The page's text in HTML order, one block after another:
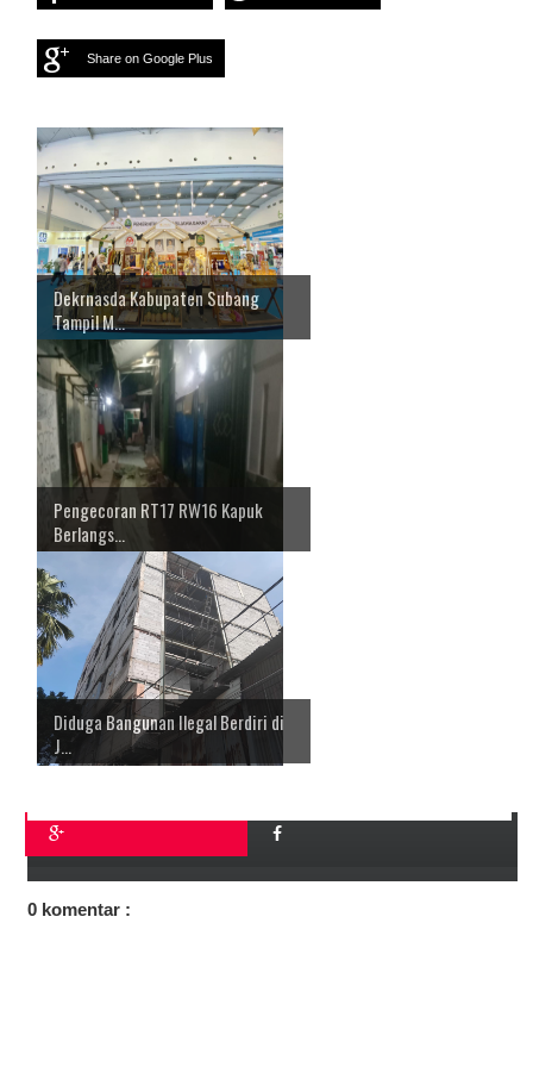
Share on Google Plus
Dekrnasda Kabupaten Subang
Tampil M...
Pengecoran RT17 RW16 Kapuk
Berlangs...
Diduga Bangunan Ilegal Berdiri di
J...
0 komentar :